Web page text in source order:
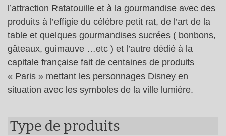
l’attraction Ratatouille et à la gourmandise avec des
produits à l’effigie du célèbre petit rat, de l’art de la
table et quelques gourmandises sucrées ( bonbons,
gâteaux, guimauve …etc ) et l’autre dédié à la
capitale française fait de centaines de produits
« Paris » mettant les personnages Disney en
situation avec les symboles de la ville lumière.
Type de produits